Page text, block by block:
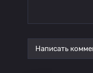
Написать